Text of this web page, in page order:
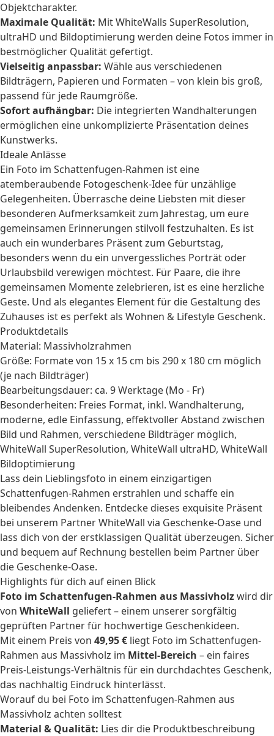
Objektcharakter.
Maximale Qualität: Mit WhiteWalls SuperResolution,
ultraHD und Bildoptimierung werden deine Fotos immer in
bestmöglicher Qualität gefertigt.
Vielseitig anpassbar: Wähle aus verschiedenen
Bildträgern, Papieren und Formaten – von klein bis groß,
passend für jede Raumgröße.
Sofort aufhängbar: Die integrierten Wandhalterungen
ermöglichen eine unkomplizierte Präsentation deines
Kunstwerks.
Ideale Anlässe
Ein Foto im Schattenfugen-Rahmen ist eine
atemberaubende Fotogeschenk-Idee für unzählige
Gelegenheiten. Überrasche deine Liebsten mit dieser
besonderen Aufmerksamkeit zum Jahrestag, um eure
gemeinsamen Erinnerungen stilvoll festzuhalten. Es ist
auch ein wunderbares Präsent zum Geburtstag,
besonders wenn du ein unvergessliches Porträt oder
Urlaubsbild verewigen möchtest. Für Paare, die ihre
gemeinsamen Momente zelebrieren, ist es eine herzliche
Geste. Und als elegantes Element für die Gestaltung des
Zuhauses ist es perfekt als Wohnen & Lifestyle Geschenk.
Produktdetails
Material: Massivholzrahmen
Größe: Formate von 15 x 15 cm bis 290 x 180 cm möglich
(je nach Bildträger)
Bearbeitungsdauer: ca. 9 Werktage (Mo - Fr)
Besonderheiten: Freies Format, inkl. Wandhalterung,
moderne, edle Einfassung, effektvoller Abstand zwischen
Bild und Rahmen, verschiedene Bildträger möglich,
WhiteWall SuperResolution, WhiteWall ultraHD, WhiteWall
Bildoptimierung
Lass dein Lieblingsfoto in einem einzigartigen
Schattenfugen-Rahmen erstrahlen und schaffe ein
bleibendes Andenken. Entdecke dieses exquisite Präsent
bei unserem Partner WhiteWall via Geschenke-Oase und
lass dich von der erstklassigen Qualität überzeugen. Sicher
und bequem auf Rechnung bestellen beim Partner über
die Geschenke-Oase.
Highlights für dich auf einen Blick
Foto im Schattenfugen-Rahmen aus Massivholzwird dir
von WhiteWall geliefert – einem unserer sorgfältig
geprüften Partner für hochwertige Geschenkideen.
Mit einem Preis von 49,95 € liegt Foto im Schattenfugen-
Rahmen aus Massivholz im Mittel-Bereich – ein faires
Preis-Leistungs-Verhältnis für ein durchdachtes Geschenk,
das nachhaltig Eindruck hinterlässt.
Worauf du bei Foto im Schattenfugen-Rahmen aus
Massivholz achten solltest
Material & Qualität: Lies dir die Produktbeschreibung